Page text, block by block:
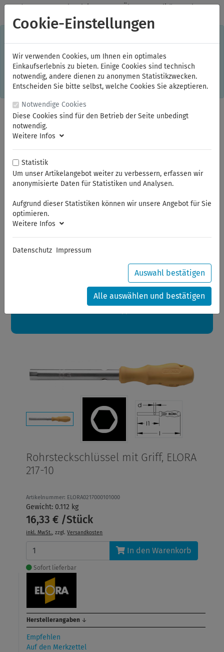
✓Jeden Monat starke Aktionen ✓Über 20 Qualitätsmarken ✓
Kostenlose Lieferung im Inland ab 150,00 Euro Bruttowarenwert
Einkaufserlebnis. Dabei werden beispielsweise die Session-
Informationen oder die Spracheinstellung auf Ihrem Rechner
gespeichert. Ohne Cookies ist der Funktionsumfang des
Online-Shops eingeschränkt. Sind Sie damit nicht
einverstanden, klicken Sie bitte hier.
Sommerferien
Sehr geehrte Kunden,
Ihre Bestellungen in diesem Zeitraum werden ab dem
24.08.2026 verschickt.
Eine schöne Sommerpause
Rohrsteckschlüssel mit Griff, ELORA
217-10
Artikelnummer: ELORA0217000101000
Gewicht: 0.112 kg
16,33 € /Stück
inkl. MwSt., zzgl.Versandkosten
In den Warenkorb
Sofort lieferbar
Herstellerangaben ↓
Empfehlen
Auf den Merkzettel
Cookie-Einstellungen
Wir verwenden Cookies, um Ihnen ein optimales
Einkaufserlebnis zu bieten. Einige Cookies sind technisch
notwendig, andere dienen zu anonymen Statistikzwecken.
Entscheiden Sie bitte selbst, welche Cookies Sie akzeptieren.
Notwendige Cookies
Diese Cookies sind für den Betrieb der Seite unbedingt
notwendig.
Weitere Infos
Statistik
Um unser Artikelangebot weiter zu verbessern, erfassen wir
anonymisierte Daten für Statistiken und Analysen.
Aufgrund dieser Statistiken können wir unsere Angebot für Sie
optimieren.
Weitere Infos
Datenschutz Impressum
Auswahl bestätigen
Alle auswählen und bestätigen